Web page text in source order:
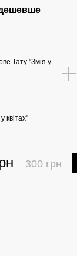
квітах"
300 грн